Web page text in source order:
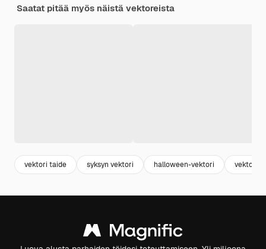
Saatat pitää myös näistä vektoreista
vektori taide syksyn vektori halloween-vektori vektori